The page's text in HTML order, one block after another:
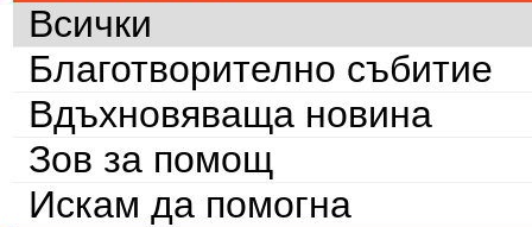
Всички
Благотворително събитие
Вдъхновяваща новина
Зов за помощ
Искам да помогна